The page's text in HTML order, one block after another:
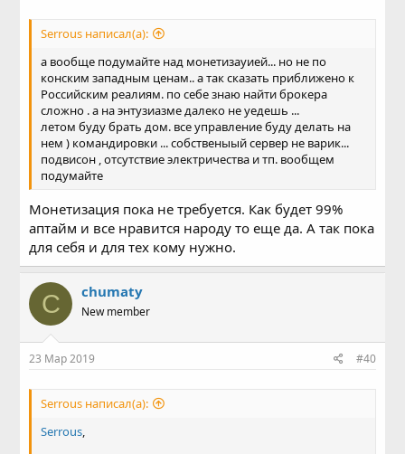
Serrous написал(а):
а вообще подумайте над монетизауией... но не по
конским западным ценам.. а так сказать приближено к
Российским реалиям. по себе знаю найти брокера
сложно . а на энтузиазме далеко не уедешь ...
летом буду брать дом. все управление буду делать на
нем ) командировки ... собственыый сервер не варик...
подвисон , отсутствие электричества и тп. вообщем
подумайте
Монетизация пока не требуется. Как будет 99%
аптайм и все нравится народу то еще да. А так пока
для себя и для тех кому нужно.
C chumaty
New member
23 Мар 2019 #40
Serrous написал(а):
Serrous,